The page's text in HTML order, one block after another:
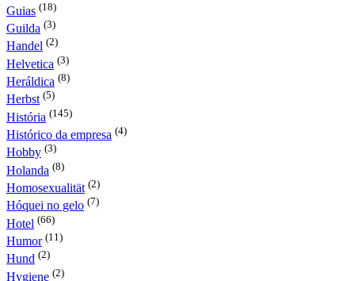
Guias (18)
Guilda (3)
Handel (2)
Helvetica (3)
Heráldica (8)
Herbst (5)
História (145)
Histórico da empresa (4)
Hobby (3)
Holanda (8)
Homosexualität (2)
Hóquei no gelo (7)
Hotel (66)
Humor (11)
Hund (2)
Hygiene (2)